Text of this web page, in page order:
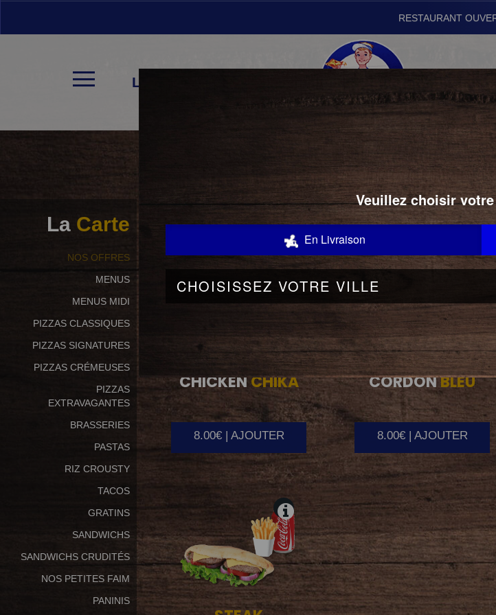
RE
LA CARTE
La Carte
NOS OFFRES
MENUS
MENUS MIDI
PIZZAS CLASSIQUES
PIZZAS SIGNATURES
PIZZAS CRÉMEUSES
PIZZAS
EXTRAVAGANTES
BRASSERIES
PASTAS
RIZ CROUSTY
TACOS
GRATINS
SANDWICHS
SANDWICHS CRUDITÉS
NOS PETITES FAIM
PANINIS
SANDWICHS
CHICKENCHIKA
8.00€ | AJOUTER
CORDONBLEU
8.00€ | AJOUTER